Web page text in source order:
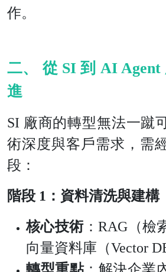
作。
二、 從 SI 到 AI Agent
進
SI 廠商的轉型無法一蹴
術深度與客戶需求，需
段：
階段 1：資料清洗與建構
核心技術：RAG（檢
向量資料庫（Vector